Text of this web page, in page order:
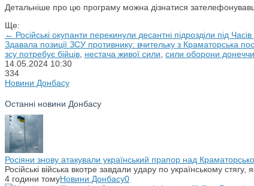
Детальніше про цю програму можна дізнатися
Ще:
← Російські окупанти перекинули десантні підрозділи під
Здавала позиції ЗСУ противнику: вчительку з Краматорська
зсу потребує бійців, нестача живої сили, сили оборони
14.05.2024 10:30
334
Новини Донбасу
Останні новини Донбасу
Росіяни знову атакували український прапор над
Російські війська вкотре завдали удару по українському
4 години томуНовини Донбасу0